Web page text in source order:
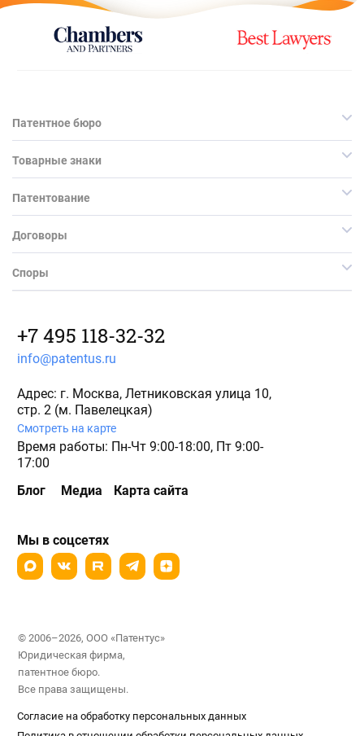
Патентное бюро
Товарные знаки
Патентование
Договоры
Споры
+7 495 118-32-32
info@patentus.ru
Адрес: г. Москва, Летниковская улица 10,
стр. 2 (м. Павелецкая)
Смотреть на карте
Время работы: Пн-Чт 9:00-18:00, Пт 9:00-
17:00
Блог
Медиа Карта сайта
Мы в соцсетях
© 2006–2026, ООО «Патентус»
Юридическая фирма,
патентное бюро.
Все права защищены.
Согласие на обработку персональных данных